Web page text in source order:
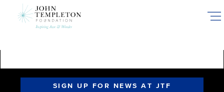
SIGN UP FOR NEWS AT JTF